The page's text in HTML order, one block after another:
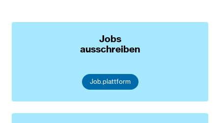
Jobs
ausschreiben
Job.plattform